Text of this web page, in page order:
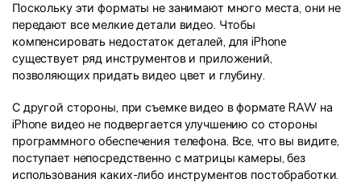
Поскольку эти форматы не занимают много места, они не
передают все мелкие детали видео. Чтобы
компенсировать недостаток деталей, для iPhone
существует ряд инструментов и приложений,
позволяющих придать видео цвет и глубину.
С другой стороны, при съемке видео в формате RAW на
iPhone видео не подвергается улучшению со стороны
программного обеспечения телефона. Все, что вы видите,
поступает непосредственно с матрицы камеры, без
использования каких-либо инструментов постобработки.